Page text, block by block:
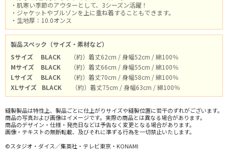
・肌寒い季節のアウターとして、3シーズン活躍！
・ジャケットやブルゾンを上に重ね着することもできます。
・生地厚：10.0オンス
製品スペック（サイズ・素材など）
Sサイズ
BLACK
（約）着丈62cm / 身幅52cm / 綿100％
Mサイズ
BLACK
（約）着丈66cm / 身幅55cm / 綿100％
Lサイズ
BLACK
（約）着丈70cm / 身幅58cm / 綿100％
XLサイズ
BLACK （約）着丈75cm / 身幅63cm / 綿100％
縫製製品は特性上、製品ごとに仕上がりサイズや縫製位置に若干のずれがございます。
商品の写真および画像はイメージです。実際の商品とは異なる場合があります。
商品のデザイン・仕様・発売日などは予告なく変更となる場合があります。
画像・テキストの無断転載、及びそれに準ずる行為を一切禁止いたします。
©スタジオ・ダイス／集英社・テレビ東京・KONAMI